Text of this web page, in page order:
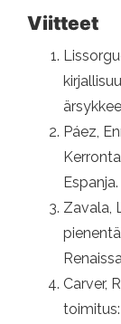
Viitteet
Páez,
Espanja.
Zavala,
Carver,